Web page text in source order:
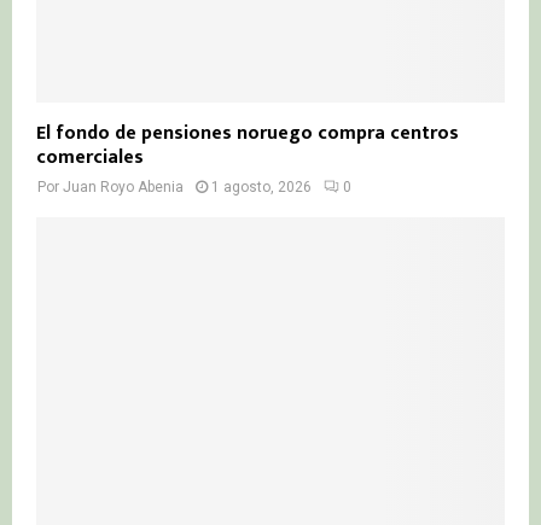
El fondo de pensiones noruego compra centros
comerciales
Por Juan Royo Abenia 1 agosto, 2026 0